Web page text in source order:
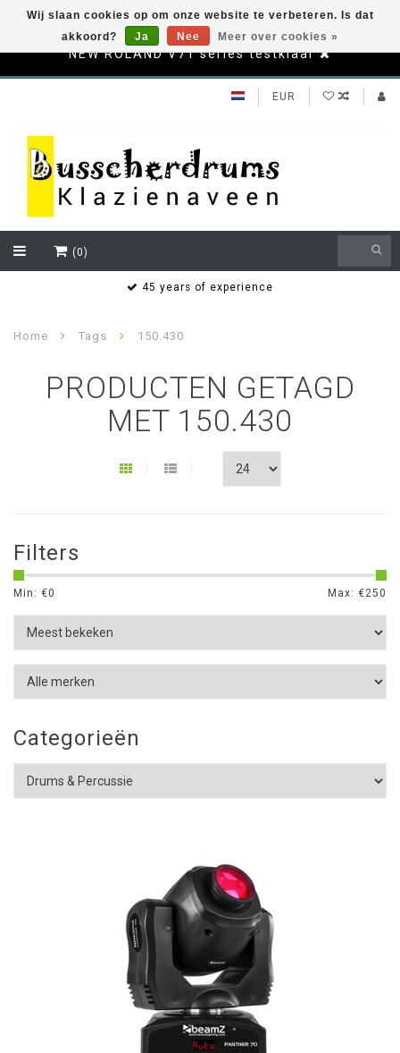
NEW ROLAND V71 series testklaar
EUR
(0)
45 years of experience
Home Tags 150.430
PRODUCTEN GETAGD
MET 150.430
Filters
Min: €0 Max: €250
Categorieën
Wij slaan cookies op om onze website te verbeteren. Is dat
akkoord?
Ja Nee Meer over cookies »